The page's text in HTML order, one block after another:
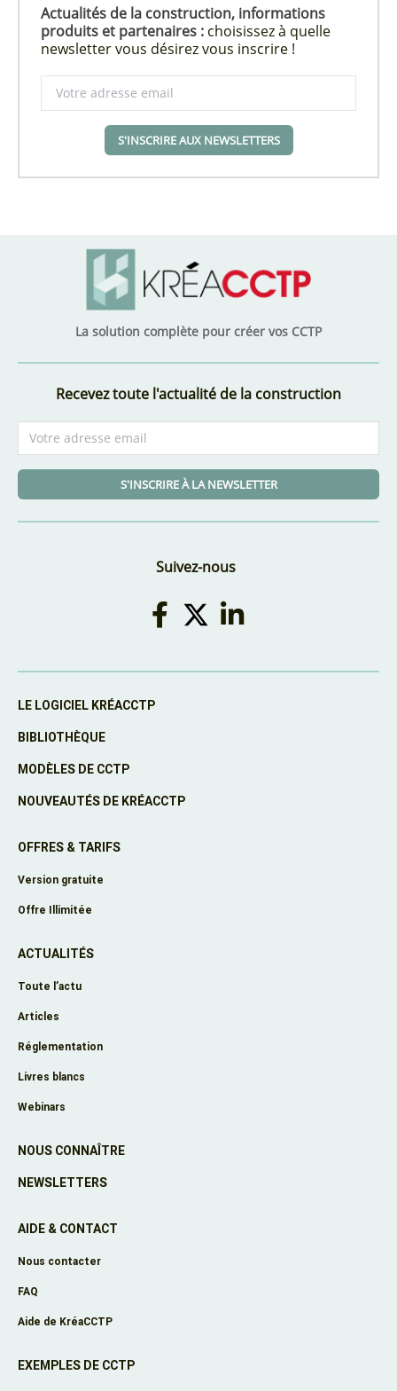
Actualités de la construction, informations
produits et partenaires : choisissez à quelle
newsletter vous désirez vous inscrire !
S'INSCRIRE AUX NEWSLETTERS
La solution complète pour créer vos CCTP
Recevez toute l'actualité de la construction
S'INSCRIRE À LA NEWSLETTER
Suivez-nous
LE LOGICIEL KRÉACCTP
BIBLIOTHÈQUE
MODÈLES DE CCTP
NOUVEAUTÉS DE KRÉACCTP
OFFRES & TARIFS
Version gratuite
Offre Illimitée
ACTUALITÉS
Toute l’actu
Articles
Réglementation
Livres blancs
Webinars
NOUS CONNAÎTRE
NEWSLETTERS
AIDE & CONTACT
Nous contacter
FAQ
Aide de KréaCCTP
EXEMPLES DE CCTP